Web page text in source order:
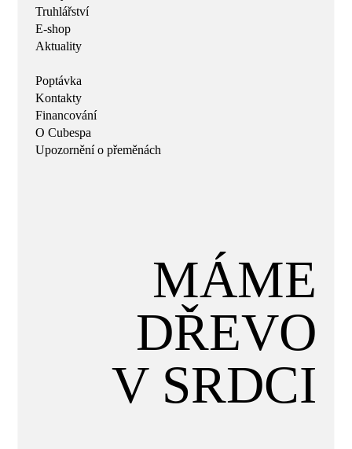
Truhlářství
E-shop
Aktuality
Poptávka
Kontakty
Financování
O Cubespa
Upozornění o přeměnách
MÁME
DŘEVO
V SRDCI